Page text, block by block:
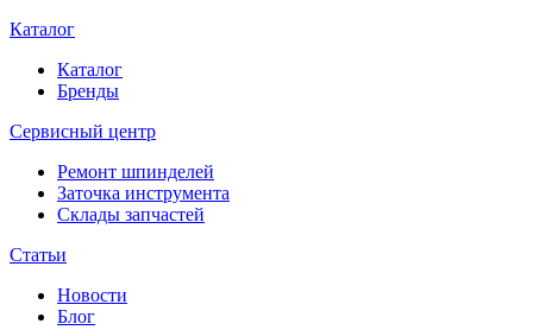
Каталог
Каталог
Бренды
Сервисный центр
Ремонт шпинделей
Заточка инструмента
Склады запчастей
Статьи
Новости
Блог